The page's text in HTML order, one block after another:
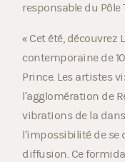
responsable du Pôle
« Cet été, découvrez
contemporaine de
Prince. Les artistes
l’agglomération de
vibrations de la
l’impossibilité de se
diffusion. Ce